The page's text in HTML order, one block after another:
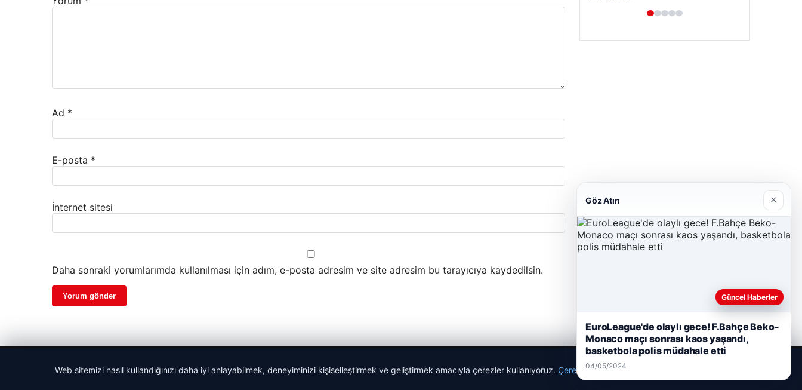
Ad *
E-posta *
İnternet sitesi
Daha sonraki yorumlarımda kullanılması için adım, e-posta adresim ve site adresim bu tarayıcıya kaydedilsin.
Web sitemizi nasıl kullandığınızı daha iyi anlayabilmek, deneyiminizi kişiselleştirmek ve geliştirmek amacıyla çerezler kullanıyoruz. Çerez Politikamız
Göz Atın ×
Güncel Haberler
EuroLeague'de olaylı gece! F.Bahçe Beko-
Monaco maçı sonrası kaos yaşandı,
basketbola polis müdahale etti
04/05/2024